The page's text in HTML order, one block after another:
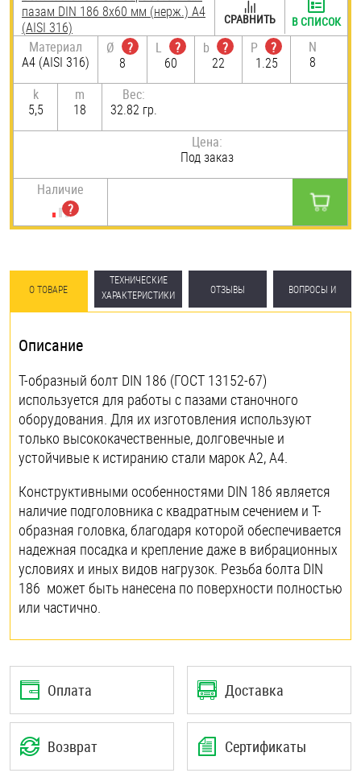
пазам DIN 186 8х60 мм (нерж.) A4
(AISI 316)
Материал
A4 (AISI 316)
Ø
?
8
L
?
60
b
?
22
P
?
1.25
N
8
k
5,5
m
18
Вес:
32.82 гр.
Цена:
Под заказ
Наличие
СРАВНИТЬ В СПИСОК
О ТОВАРЕ
ТЕХНИЧЕСКИЕ
ХАРАКТЕРИСТИКИ
ОТЗЫВЫ ВОПРОСЫ И
Описание
Т-образный болт DIN 186 (ГОСТ 13152-67)
используется для работы с пазами станочного
оборудования. Для их изготовления используют
только высококачественные, долговечные и
устойчивые к истиранию стали марок А2, А4.
Конструктивными особенностями DIN 186 является
наличие подголовника с квадратным сечением и Т-
образная головка, благодаря которой обеспечивается
надежная посадка и крепление даже в вибрационных
условиях и иных видов нагрузок. Резьба болта DIN
186 может быть нанесена по поверхности полностью
или частично.
Оплата Доставка
Возврат Сертификаты